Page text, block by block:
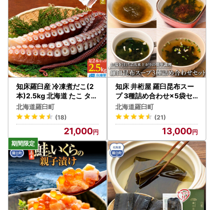
知床羅臼産 冷凍煮だこ(2
本)2.5kg 北海道 たこ タコ
人気
北海道羅臼町
(18)
21,000
知床 井桁屋 羅臼昆布スー
プ 3種詰め合わせ×5袋セ
ット スープ 国産 北海道
北海道羅臼町
(21)
13,000